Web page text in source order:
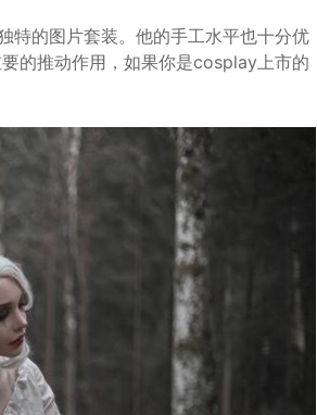
的图片套装。他的手工水平也十分优
的推动作用，如果你是cosplay上市的